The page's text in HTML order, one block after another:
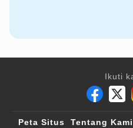
Ikuti
Peta Situs Tentang Kami